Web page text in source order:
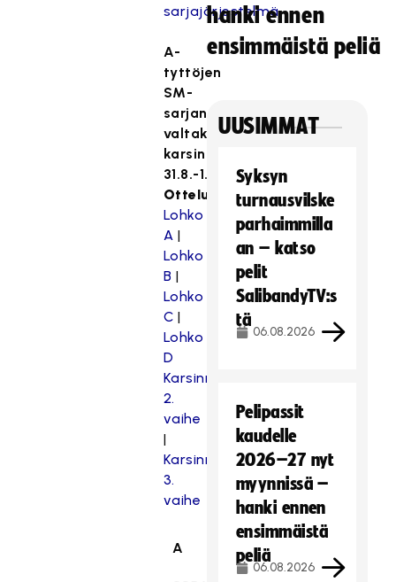
sarjajärjestelmä.
A-
tyttöjen
SM-
sarjan
valtakunnallinen
karsinta
31.8.-1.9.2019
Otteluohjelmat
Lohko
A |
Lohko
B |
Lohko
C |
Lohko
D
Karsinnan
2.
vaihe
|
Karsinnan
3.
vaihe
A B
RSS
hanki ennen
ensimmäistä peliä
UUSIMMAT
Syksyn
turnausvilske
parhaimmilla
an – katso
pelit
SalibandyTV:s
tä
06.08.2026
Pelipassit
kaudelle
2026–27 nyt
myynnissä –
hanki ennen
ensimmäistä
peliä
06.08.2026